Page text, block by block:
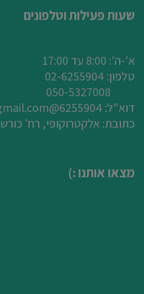
שעות פעילות וטלפונים
א'-ה': 8:00 עד 17:00
טלפון: 02-6255904
דוא"ל:6255904@gmail.com
כתובת: אלקטרוקופי, רח' כורש 7 , ירושלים.
מצאו אותנו :)